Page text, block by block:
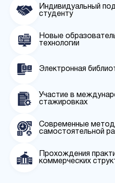
Индивидуальный
студенту
Новые
технологии
Электронная
Участие в
стажировках
Современные
самостоятельной
Прохождения
коммерческих